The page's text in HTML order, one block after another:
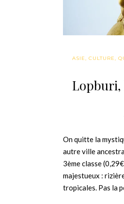
ASIE, CULTURE,
Lopburi,
On quitte la
autre ville
3ème classe
majestueux :
tropicales. Pas la